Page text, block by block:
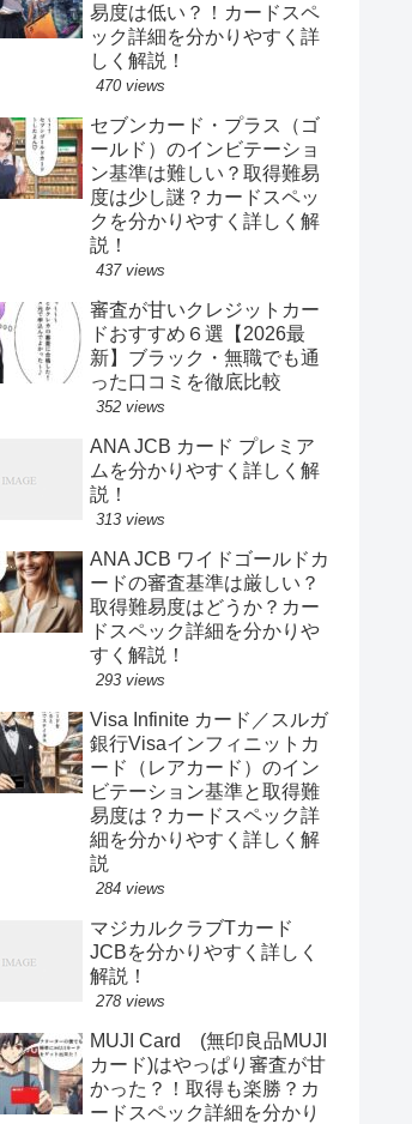
易度は低い？！カードスペ
ック詳細を分かりやすく詳
しく解説！
470 views
セブンカード・プラス（ゴ
ールド）のインビテーショ
ン基準は難しい？取得難易
度は少し謎？カードスペッ
クを分かりやすく詳しく解
説！
437 views
審査が甘いクレジットカー
ドおすすめ６選【2026最
新】ブラック・無職でも通
った口コミを徹底比較
352 views
ANA JCB カード プレミア
ムを分かりやすく詳しく解
説！
313 views
ANA JCB ワイドゴールドカ
ードの審査基準は厳しい？
取得難易度はどうか？カー
ドスペック詳細を分かりや
すく解説！
293 views
Visa Infinite カード／スルガ
銀行Visaインフィニットカ
ード（レアカード）のイン
ビテーション基準と取得難
易度は？カードスペック詳
細を分かりやすく詳しく解
説
284 views
マジカルクラブTカード
JCBを分かりやすく詳しく
解説！
278 views
MUJI Card (無印良品MUJI
カード)はやっぱり審査が甘
かった？！取得も楽勝？カ
ードスペック詳細を分かり